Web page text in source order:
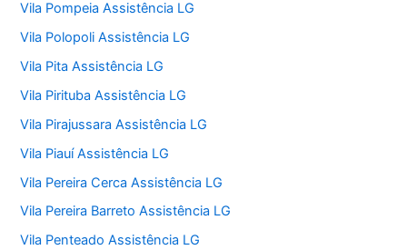
Vila Pompeia Assistência LG
Vila Polopoli Assistência LG
Vila Pita Assistência LG
Vila Pirituba Assistência LG
Vila Pirajussara Assistência LG
Vila Piauí Assistência LG
Vila Pereira Cerca Assistência LG
Vila Pereira Barreto Assistência LG
Vila Penteado Assistência LG